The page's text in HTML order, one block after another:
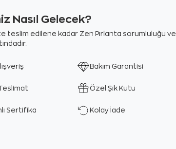
Nasıl Gelecek?
teslim edilene kadar Zen Pırlanta sorumluluğu ve
Bakım Garantisi
Özel Şık Kutu
Sertifika Kolay İade